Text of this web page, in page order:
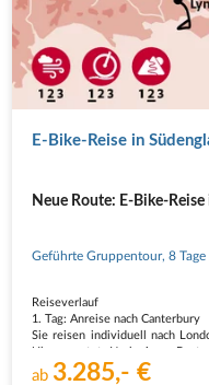
E-Bike-Reise in
Neue Route: E-Bike-Reise
Geführte Gruppentour,8 Tage
Reiseverlauf
1. Tag: Anreise nach Canterbury
Sie reisen individuell nach
am späten Nachmittag.
ab 3.285,- €